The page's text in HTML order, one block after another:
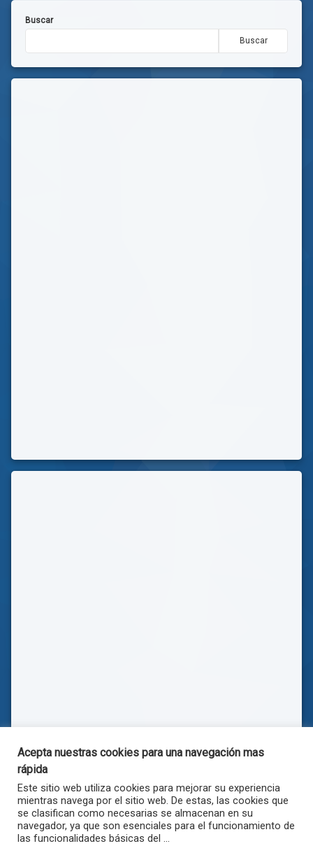
Buscar
Buscar
Acepta nuestras cookies para una navegación mas
rápida
Este sitio web utiliza cookies para mejorar su experiencia
mientras navega por el sitio web. De estas, las cookies que
se clasifican como necesarias se almacenan en su
navegador, ya que son esenciales para el funcionamiento de
las funcionalidades básicas del ...